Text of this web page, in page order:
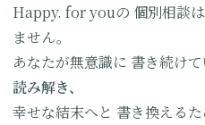
Happy. for youの 個別相談は
ません。
あなたが無意識に 書き続けて
読み解き、
幸せな結末へと 書き換える